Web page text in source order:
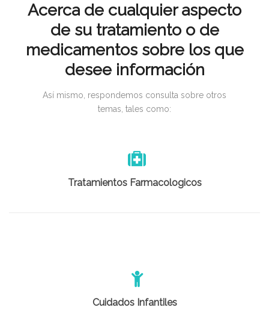
Acerca de cualquier aspecto
de su tratamiento o de
medicamentos sobre los que
desee información
Así mismo, respondemos consulta sobre otros
temas, tales como:
Tratamientos Farmacologicos
Cuidados Infantiles